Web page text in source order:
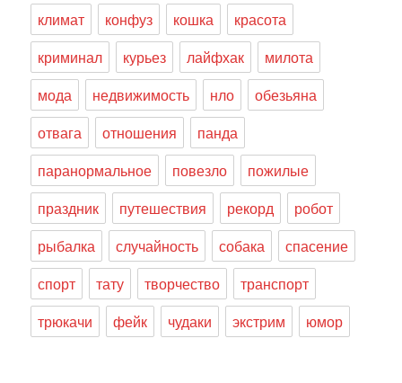
климат конфуз кошка
красота
криминал
курьез лайфхак
милота
мода
недвижимость нло
обезьяна
отвага
отношения
панда
паранормальное
повезло
пожилые
праздник
путешествия рекорд
робот
рыбалка
случайность собака
спасение
спорт
тату творчество
транспорт
трюкачи
фейк чудаки экстрим юмор